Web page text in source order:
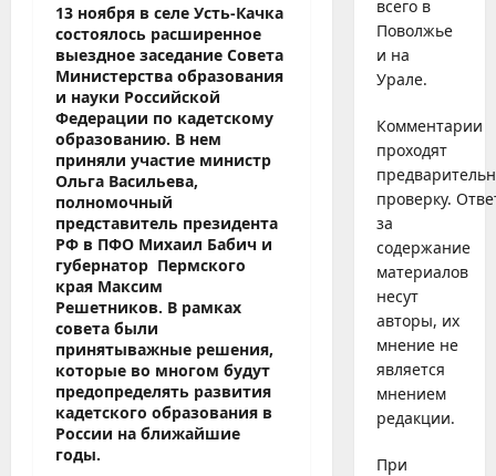
13 ноября в селе Усть-Качка
состоялось расширенное
выездное заседание Совета
Министерства образования
и науки Российской
Федерации по кадетскому
образованию. В нем
приняли участие министр
Ольга Васильева,
полномочный
представитель президента
РФ в ПФО Михаил Бабич и
губернатор Пермского
края Максим
Решетников. В рамках
совета были
принятыважные решения,
которые во многом будут
предопределять развития
кадетского образования в
России на ближайшие
годы.
всего в
Поволжье
и на
Урале.
Комментарии
проходят
проверку.
за
содержание
материалов
несут
авторы, их
мнение не
является
мнением
редакции.
При